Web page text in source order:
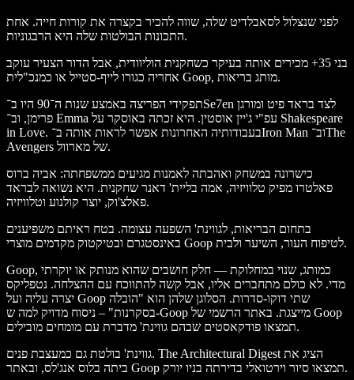
לפני שנצלול לסאבלדיט שלה, שווה להכיר בקצרה את קורות חייה. אחת
התכונות הבולטות שלה היא הרבגוניות.
בני 35+ מכירים אותה בעיקר כשחקנית הוליוודית, אבל הדור הצעיר עוקב
אחריה כגורו לייף-סטייל או כמנכ"לית Goop, מותג בריאות.
תפקידי הפריצה באמצע שנות ה־90 היו ב־Se7en
פרימן, וב־ Emma
Shakespeare
in Love . בעבודותיה האחרונות אפשר לראות אותה ב־Iron Man וב־The
Avengers
של מארוול.
כישרונה במשחק ואהבתה לאמנות מגיעים ממשפחתה: אביה ברוס
פאלטרו מפיק טלוויזיה, אמה בליית' דאנר שחקנית. היא נשואה לבראד
פאלצ'וק, יוצר קולנוע וטלוויזיה.
בתחום הבריאות, לגווינת' השפעה עצומה. בטח ראיתם משפיענים
באינסטגרם ובטיקטוק מקדמים מוצרי Goop לטיפוח העור, השיער ולבית.
Goop, כמותג, שנוי במחלוקת — חלק חושבים שהוא מנותק או יוקרתי
מדי. לא כולם מתחברים אליו, אבל קשה להתווכח עם ההצלחה. נטפליקס
יצרה עליה ועל Goop שתי דוקו-סדרות. הסלוגן שלהן הוא "הובלה
בסקרנות" – ניסוח מדויק למה ש-Goop מייצגת. באתר הרשמי של Goop
תמצאו פודקאסטים שבהם גווינת' מדברת עם מומחים מובילים.
גווינת' בולטת גם כמעצבת פנים. The Architectural Digest
ביתה בלוס אנג'לס, ובאתר Goop תמצאו סיור וירטואלי בדירתה בניו יורק.